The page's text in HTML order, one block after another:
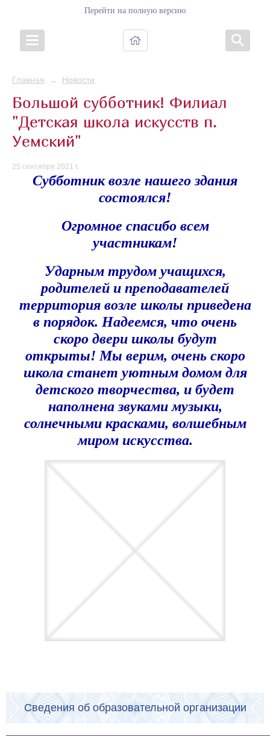
Перейти на полную версию
Главная → Новости
Большой субботник! Филиал
"Детская школа искусств п.
Уемский"
25 сентября 2021 г.
Субботник возле нашего здания
состоялся!
Огромное спасибо всем
участникам!
Ударным трудом учащихся,
родителей и преподавателей
территория возле школы приведена
в порядок. Надеемся, что очень
скоро двери школы будут
открыты! Мы верим, очень скоро
школа станет уютным домом для
детского творчества, и будет
наполнена звуками музыки,
солнечными красками, волшебным
миром искусства.
Сведения об образовательной организации